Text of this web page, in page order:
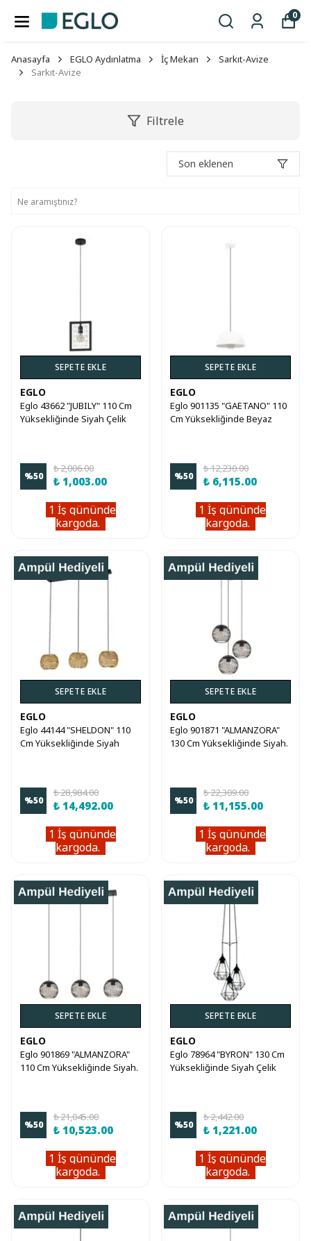
0
Anasayfa EGLO Aydınlatma İç Mekan
Sarkıt-Avize
Sarkıt-Avize
Filtrele
Son eklenen
SEPETE EKLE
EGLO
Eglo 43662 "JUBILY" 110 Cm
Yüksekliğinde Siyah Çelik
%50
₺ 2,006.00
₺ 1,003.00
1 İş gününde
kargoda.
SEPETE EKLE
EGLO
Eglo 901135 "GAETANO" 110
Cm Yüksekliğinde Beyaz
%50
₺ 12,230.00
₺ 6,115.00
1 İş gününde
kargoda.
SEPETE EKLE
EGLO
Eglo 44144 "SHELDON" 110
Cm Yüksekliğinde Siyah
%50
₺ 28,984.00
₺ 14,492.00
1 İş gününde
kargoda.
SEPETE EKLE
EGLO
Eglo 901871 "ALMANZORA"
130 Cm Yüksekliğinde Siyah.
%50
₺ 22,309.00
₺ 11,155.00
1 İş gününde
kargoda.
SEPETE EKLE
EGLO
Eglo 901869 "ALMANZORA"
110 Cm Yüksekliğinde Siyah.
%50
₺ 21,045.00
₺ 10,523.00
1 İş gününde
kargoda.
SEPETE EKLE
EGLO
Eglo 78964 "BYRON" 130 Cm
Yüksekliğinde Siyah Çelik
%50
₺ 2,442.00
₺ 1,221.00
1 İş gününde
kargoda.